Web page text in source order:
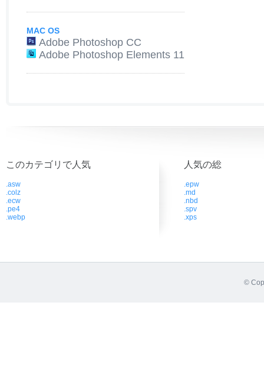
MAC OS
Adobe Photoshop CC
Adobe Photoshop Elements 11
このカテゴリで人気
.asw
.colz
.ecw
.pe4
.webp
人気の総
.epw
.md
.nbd
.spv
.xps
©